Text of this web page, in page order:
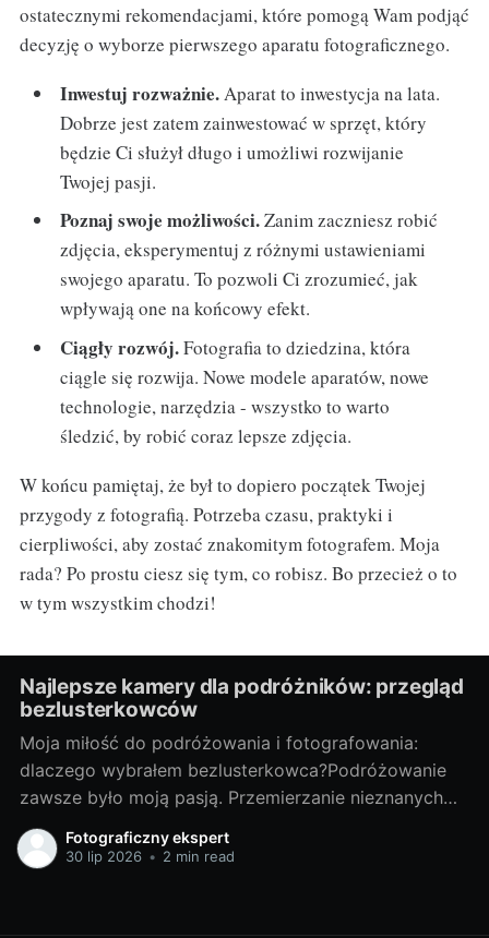
ostatecznymi rekomendacjami, które pomogą Wam podjąć
decyzję o wyborze pierwszego aparatu fotograficznego.
Inwestuj rozważnie.Aparat to inwestycja na lata.
Dobrze jest zatem zainwestować w sprzęt, który
będzie Ci służył długo i umożliwi rozwijanie
Twojej pasji.
Poznaj swoje możliwości.Zanim zaczniesz robić
zdjęcia, eksperymentuj z różnymi ustawieniami
swojego aparatu. To pozwoli Ci zrozumieć, jak
wpływają one na końcowy efekt.
Ciągły rozwój.Fotografia to dziedzina, która
ciągle się rozwija. Nowe modele aparatów, nowe
technologie, narzędzia - wszystko to warto
śledzić, by robić coraz lepsze zdjęcia.
W końcu pamiętaj, że był to dopiero początek Twojej
przygody z fotografią. Potrzeba czasu, praktyki i
cierpliwości, aby zostać znakomitym fotografem. Moja
rada? Po prostu ciesz się tym, co robisz. Bo przecież o to
w tym wszystkim chodzi!
Najlepsze kamery dla podróżników: przegląd
bezlusterkowców
Moja miłość do podróżowania i fotografowania:
dlaczego wybrałem bezlusterkowca?Podróżowanie
zawsze było moją pasją. Przemierzanie nieznanych
terenów, odkrywanie nowych miejsc, spotykanie
ciekawych ludzi - te doświadczenia są dla mnie
uwieczniać. Tak narodziła się moja
Fotograficzny ekspert
30 lip 2026 • 2 min read